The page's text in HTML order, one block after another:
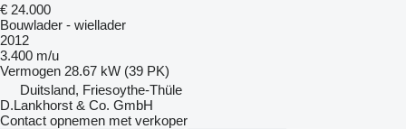
€ 24.000
Bouwlader - wiellader
2012
3.400 m/u
Vermogen 28.67 kW (39 PK)
Duitsland, Friesoythe-Thüle
D.Lankhorst & Co. GmbH
Contact opnemen met verkoper